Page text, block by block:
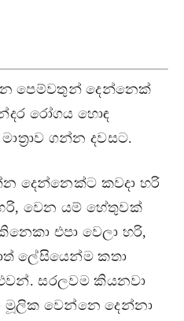
පෙම්වතුන් දෙන්නෙක්
රෝගය හොඳ
ගන්න දවසට.
දෙන්නෙක්ට කවදා හරි
වෙන යම් හේතුවක්
එපා වෙලා හරි,
ලේසියෙන්ම කතා
සරලවම කියනවා
වෙන්නෙ දෙන්නා